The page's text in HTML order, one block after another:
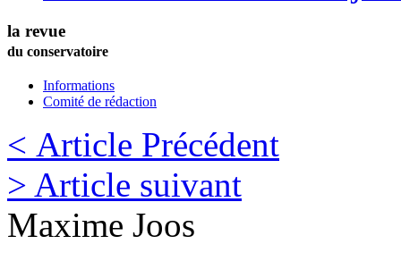
la revue
du conservatoire
Informations
Comité de rédaction
< Article Précédent
> Article suivant
Maxime Joos